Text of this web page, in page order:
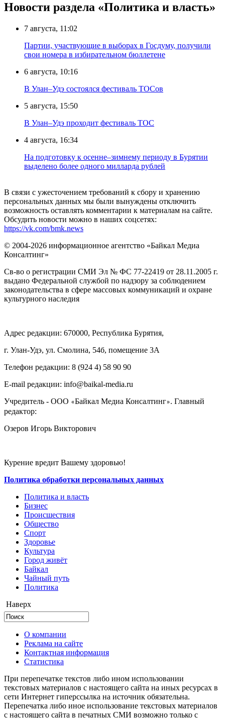
Новости раздела «Политика и власть»
7 августа, 11:02
Партии, участвующие в выборах в Госдуму, получили
свои номера в избирательном бюллетене
6 августа, 10:16
В Улан–Удэ состоялся фестиваль ТОСов
5 августа, 15:50
В Улан–Удэ проходит фестиваль ТОС
4 августа, 16:34
На подготовку к осенне–зимнему периоду в Бурятии
выделено более одного милларда рублей
В связи с ужесточением требований к сбору и хранению
персональных данных мы были вынуждены отключить
возможность оставлять комментарии к материалам на сайте.
Обсудить новости можно в наших соцсетях:
https://vk.com/bmk.news
© 2004-2026 информационное агентство «Байкал Медиа
Консалтинг»
Св-во о регистрации СМИ Эл № ФС 77-22419 от 28.11.2005 г.
выдано Федеральной службой по надзору за соблюдением
законодательства в сфере массовых коммуникаций и охране
культурного наследия
Адрес редакции: 670000, Республика Бурятия,
г. Улан-Удэ, ул. Смолина, 54б, помещение 3А
Телефон редакции: ‎‎8 (924 4) 58 90 90
E-mail редакции: info@baikal-media.ru
Учредитель - ООО «Байкал Медиа Консалтинг». Главный
редактор:
Озеров Игорь Викторович
Курение вредит Вашему здоровью!
Политика обработки персональных данных
Политика и власть
Бизнес
Происшествия
Общество
Cпорт
Здоровье
Культура
Город живёт
Байкал
Чайный путь
Политика
Наверх
О компании
Реклама на сайте
Контактная информация
Статистика
При перепечатке текстов либо ином использовании
текстовых материалов с настоящего сайта на иных ресурсах в
сети Интернет гиперссылка на источник обязательна.
Перепечатка либо иное использование текстовых материалов
с настоящего сайта в печатных СМИ возможно только с